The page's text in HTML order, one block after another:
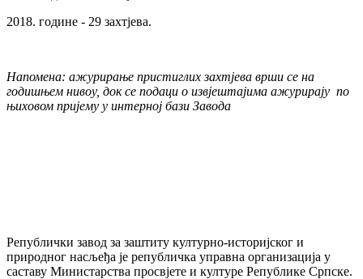
2018. године - 29 захтјева.
Напомена: ажурирање пристиглих захтјева врши се на
годишњем нивоу, док се подаци о извјештајима ажурирају по
њиховом пријему у интерној бази Завода
Републички завод за заштиту културно-историјског и
природног насљеђа је републичка управна организација у
саставу Министарства просвјете и културе Републике Српске.